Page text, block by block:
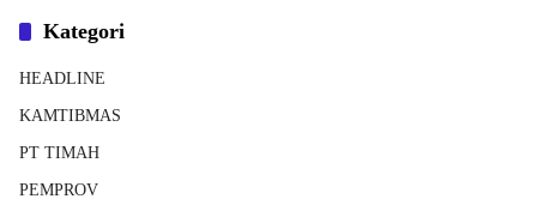
Kategori
HEADLINE
KAMTIBMAS
PT TIMAH
PEMPROV